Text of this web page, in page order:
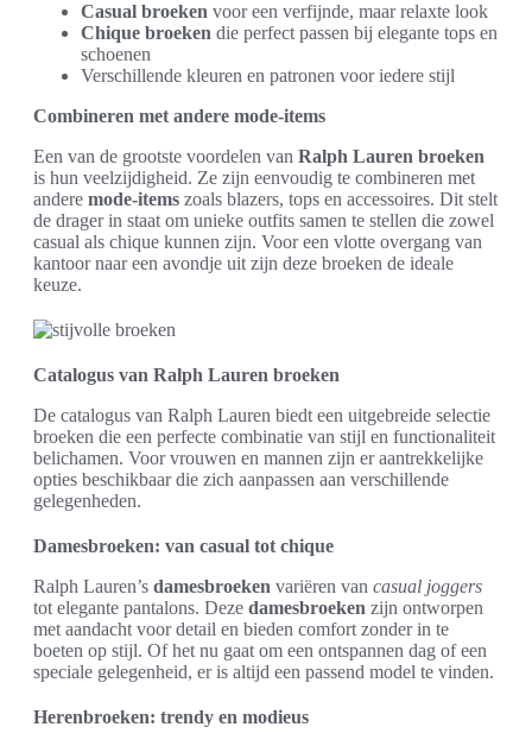
Casual broeken voor een verfijnde, maar relaxte look
Chique broeken die perfect passen bij elegante tops en
schoenen
Verschillende kleuren en patronen voor iedere stijl
Combineren met andere mode-items
Een van de grootste voordelen van Ralph Lauren broeken
is hun veelzijdigheid. Ze zijn eenvoudig te combineren met
andere mode-items zoals blazers, tops en accessoires. Dit stelt
de drager in staat om unieke outfits samen te stellen die zowel
casual als chique kunnen zijn. Voor een vlotte overgang van
kantoor naar een avondje uit zijn deze broeken de ideale
keuze.
Catalogus van Ralph Lauren broeken
De catalogus van Ralph Lauren biedt een uitgebreide selectie
broeken die een perfecte combinatie van stijl en functionaliteit
belichamen. Voor vrouwen en mannen zijn er aantrekkelijke
opties beschikbaar die zich aanpassen aan verschillende
gelegenheden.
Damesbroeken: van casual tot chique
Ralph Lauren’s damesbroeken variëren van casual joggers
tot elegante pantalons. Deze damesbroeken zijn ontworpen
met aandacht voor detail en bieden comfort zonder in te
boeten op stijl. Of het nu gaat om een ontspannen dag of een
speciale gelegenheid, er is altijd een passend model te vinden.
Herenbroeken: trendy en modieus